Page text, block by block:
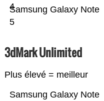
Samsung Galaxy Note
5
4
3dMark Unlimited
Plus élevé = meilleur
Samsung Galaxy Note